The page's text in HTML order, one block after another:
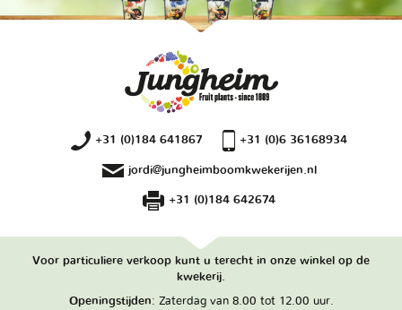
+31 (0)184 641867 +31 (0)6 36168934
jordi@jungheimboomkwekerijen.nl
+31 (0)184 642674
Voor particuliere verkoop kunt u terecht in onze winkel op de
kwekerij.
Openingstijden: Zaterdag van 8.00 tot 12.00 uur.